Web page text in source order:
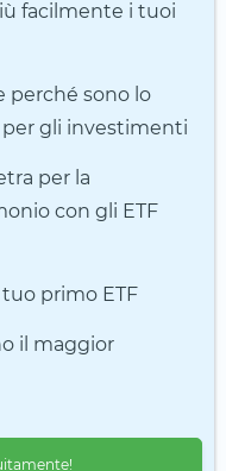
facilmente i tuoi
perché sono lo
gli investimenti
per la
con gli ETF
primo ETF
il maggior